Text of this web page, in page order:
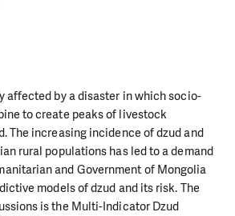
affected by a disaster in which socio-
to create peaks of livestock
The increasing incidence of dzud and
rural populations has led to a demand
and Government of Mongolia
models of dzud and its risk. The
is the Multi-Indicator Dzud